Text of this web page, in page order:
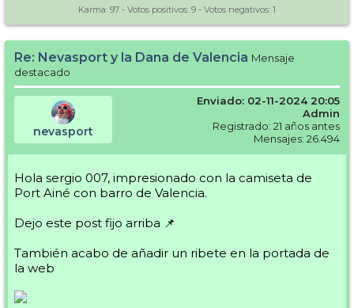
Karma: 97 - Votos positivos: 9 - Votos negativos: 1
Re: Nevasport y la Dana de Valencia Mensaje
destacado
nevasport
Enviado: 02-11-2024 20:05
Admin
Registrado: 21 años antes
Mensajes: 26.494
Hola sergio 007, impresionado con la camiseta de
Port Ainé con barro de Valencia.
Dejo este post fijo arriba 📌
También acabo de añadir un ribete en la portada de
la web